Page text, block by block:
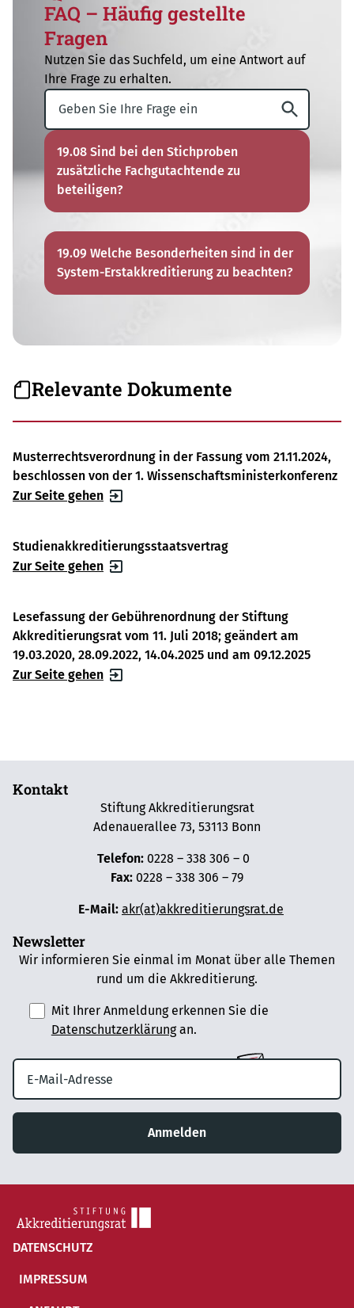
FAQ – Häufig gestellte
Fragen
Nutzen Sie das Suchfeld, um eine Antwort auf
Ihre Frage zu erhalten.
19.08 Sind bei den Stichproben
zusätzliche Fachgutachtende zu
beteiligen?
19.09 Welche Besonderheiten sind in der
System-Erstakkreditierung zu beachten?
Relevante Dokumente
Musterrechtsverordnung in der Fassung vom 21.11.2024,
beschlossen von der 1. Wissenschaftsministerkonferenz
Zur Seite gehen
Studienakkreditierungsstaatsvertrag
Zur Seite gehen
Lesefassung der Gebührenordnung der Stiftung
Akkreditierungsrat vom 11. Juli 2018; geändert am
19.03.2020, 28.09.2022, 14.04.2025 und am 09.12.2025
Zur Seite gehen
Kontakt
Stiftung Akkreditierungsrat
Adenauerallee 73, 53113 Bonn
Telefon:0228 – 338 306 – 0
Fax: 0228 – 338 306 – 79
E-Mail: akr(at)akkreditierungsrat.de
Newsletter
Wir informieren Sie einmal im Monat über alle Themen
rund um die Akkreditierung.
Mit Ihrer Anmeldung erkennen Sie die
Datenschutzerklärungan.
Anmelden
DATENSCHUTZ
IMPRESSUM